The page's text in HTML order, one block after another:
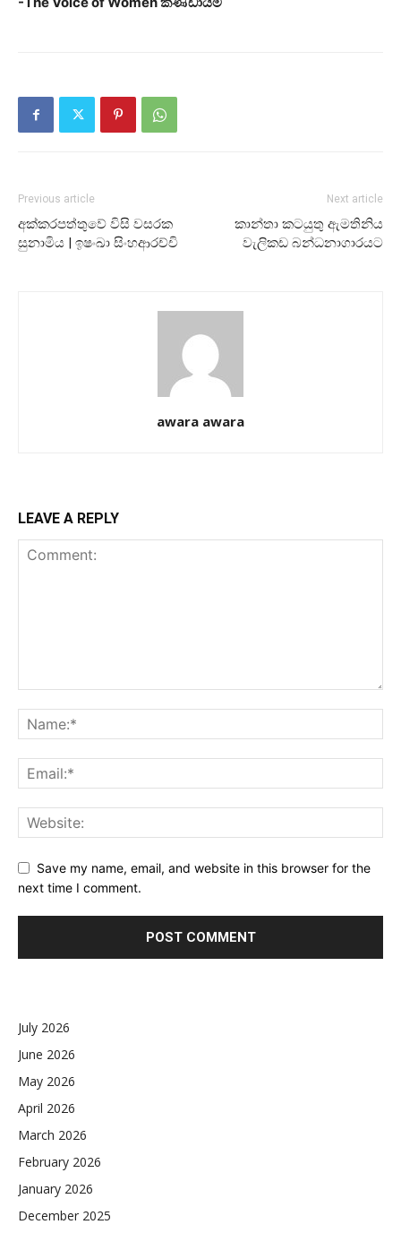
Previous article
අක්කරපත්තුවේ විසි වසරක
සුනාමිය | ඉෂංඛා සිංහආරච්චි
Next article
කාන්තා කටයුතු ඇමතිනිය
වැලිකඩ බන්ධනාගාරයට
awara awara
LEAVE A REPLY
Save my name, email, and website in this browser for the
next time I comment.
July 2026
June 2026
May 2026
April 2026
March 2026
February 2026
January 2026
December 2025